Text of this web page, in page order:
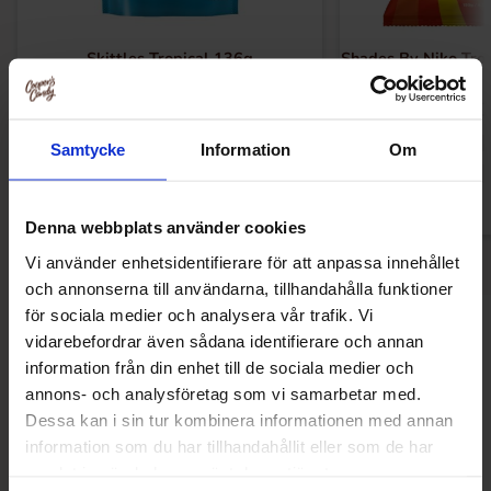
Samtycke Information Om
Denna webbplats använder cookies
Vi använder enhetsidentifierare för att anpassa innehållet
och annonserna till användarna, tillhandahålla funktioner
för sociala medier och analysera vår trafik. Vi
vidarebefordrar även sådana identifierare och annan
information från din enhet till de sociala medier och
annons- och analysföretag som vi samarbetar med.
Dessa kan i sin tur kombinera informationen med annan
information som du har tillhandahållit eller som de har
Skittles Tropical 136g Shades By Niko
Andre kunne lide